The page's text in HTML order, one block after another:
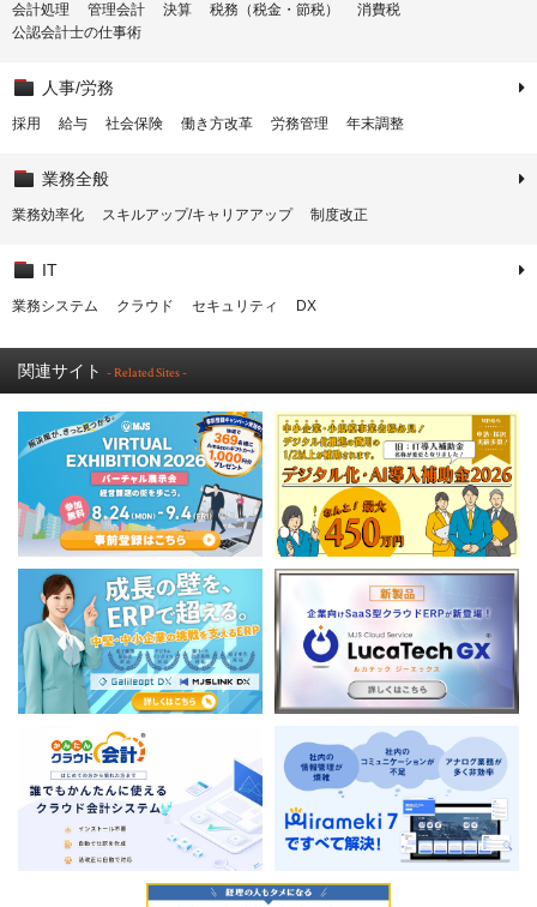
会計処理 管理会計 決算 税務（税金・節税）
消費税
公認会計士の仕事術
人事/労務
採用 給与 社会保険 働き方改革 労務管理 年末調整
業務全般
業務効率化 スキルアップ/キャリアアップ 制度改正
IT
業務システム クラウド セキュリティ DX
関連サイト - Related Sites -